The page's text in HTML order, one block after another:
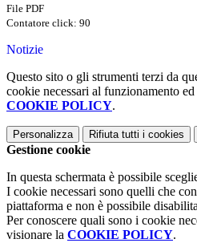
File PDF
Contatore click: 90
Notizie
Questo sito o gli strumenti terzi da
cookie necessari al funzionamento
COOKIE POLICY.
Personalizza Rifiuta tutti i cookies
Gestione cookie
In questa schermata è possibile
I cookie necessari sono quelli che
piattaforma e non è possibile
Per conoscere quali sono i cookie
visionare la COOKIE POLICY.